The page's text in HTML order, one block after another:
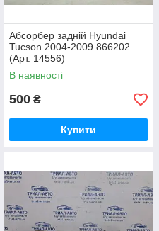
Абсорбер задній Hyundai
Tucson 2004-2009 866202
(Арт. 14556)
В наявності
500 ₴
Купити